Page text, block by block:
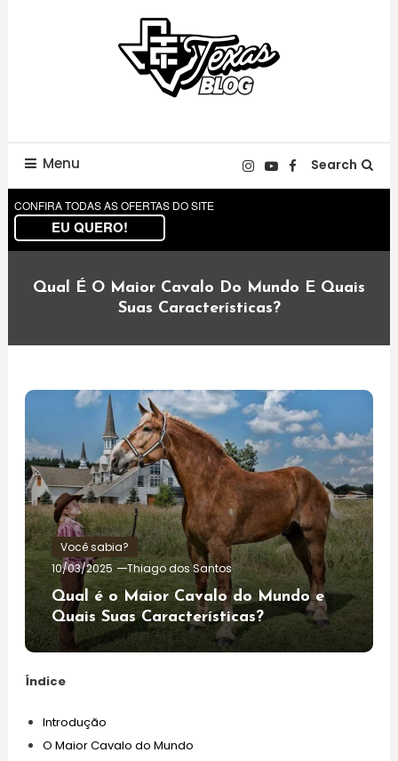
Menu Search
CONFIRA TODAS AS OFERTAS DO SITE
EU QUERO!
Qual É O Maior Cavalo Do Mundo E Quais
Suas Características?
Você sabia?
10/03/2025
Thiago dos Santos
Qual é o Maior Cavalo do Mundo e
Quais Suas Características?
Índice
Introdução
O Maior Cavalo do Mundo